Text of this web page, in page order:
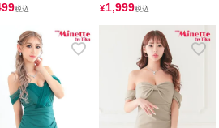
イミネット
¥1,999